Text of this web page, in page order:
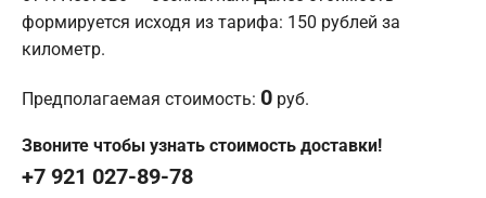
формируется исходя из тарифа: 150 рублей за
километр.
Предполагаемая стоимость: 0 руб.
Звоните чтобы узнать стоимость доставки!
+7 921 027-89-78